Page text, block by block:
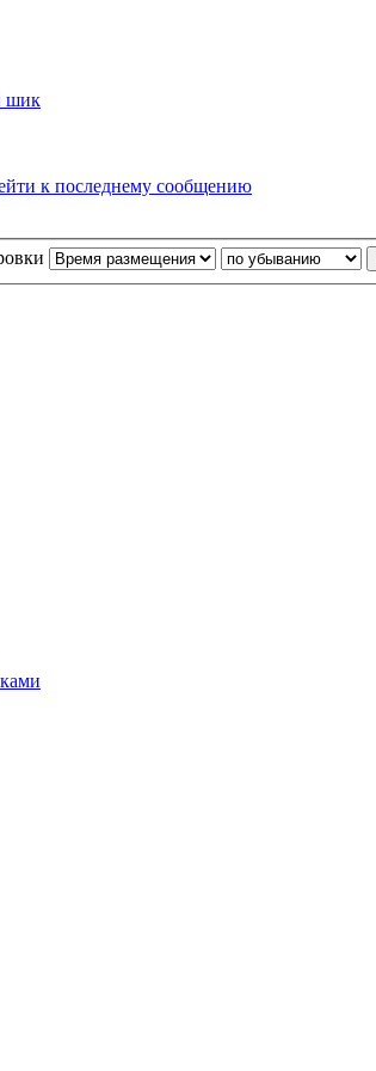
шик
к последнему сообщению